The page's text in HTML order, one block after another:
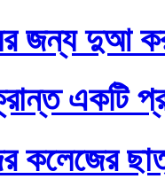
জন্য দুআ
একটি
কলেজের